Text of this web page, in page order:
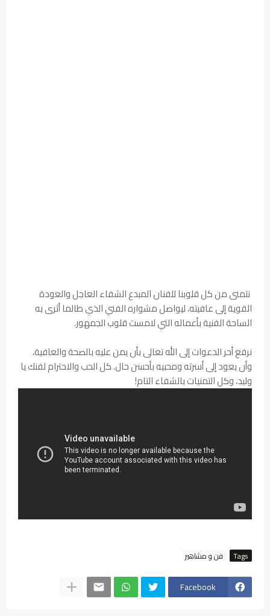
نتمنى من كل قلوبنا للفنان المبدع الشفاء العاجل والعودة
القوية إلى عافيته، ليواصل مشواره الفني الذي طالما أثرى به
الساحة الفنية بأعماله التي لامست قلوب الجمهور.
نرفع أحر الدعوات إلى الله تعالى بأن يمن عليه بالصحة والعافية،
وأن يعود إلى أسرته ومحبيه بأحسن حال. كل الحب والاحترام لفنك يا
وليد، وكل التمنيات بالشفاء التام!
Tags فن و مشاهير
Facebook